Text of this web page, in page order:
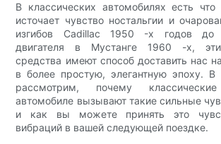
В классических автомобилях есть
источает чувство ностальгии и
изгибов Cadillac 1950 -х годов до
двигателя в Мустанге 1960 -х, эти
средства имеют способ доставить нас
в более простую, элегантную эпоху. В
рассмотрим, почему
автомобиле вызывают такие сильные
и как вы можете принять это
вибраций в вашей следующей поездке.